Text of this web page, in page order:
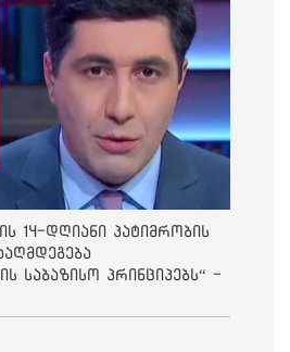
14-დღიანი პატიმრობის
საბაზისო პრინციპებს“ -